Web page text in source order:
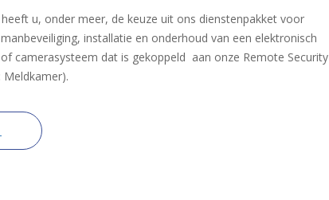
u, onder meer, de keuze uit ons dienstenpakket voor
installatie en onderhoud van een elektronisch
camerasysteem dat is gekoppeld aan onze Remote Security
Meldkamer).